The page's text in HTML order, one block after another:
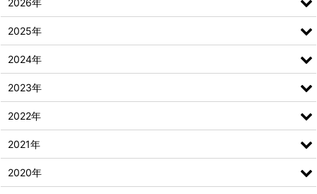
2026年
2025年
2024年
2023年
2022年
2021年
2020年